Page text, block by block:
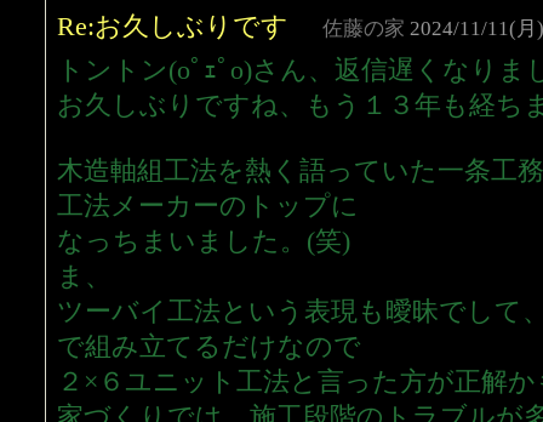
Re:お久しぶりです 佐藤の家 2024/11/11(月
トントン(oﾟｪﾟo)さん、返信遅くなりま
お久しぶりですね、もう１３年も経ち
木造軸組工法を熱く語っていた一条工
工法メーカーのトップに
なっちまいました。(笑)
ま、
ツーバイ工法という表現も曖昧でして
で組み立てるだけなので
２×６ユニット工法と言った方が正解